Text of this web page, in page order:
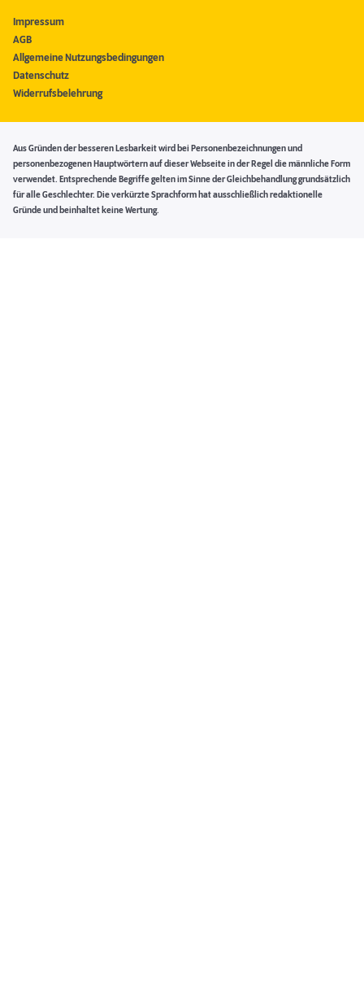
Impressum
AGB
Allgemeine Nutzungsbedingungen
Datenschutz
Widerrufsbelehrung
Aus Gründen der besseren Lesbarkeit wird bei Personenbezeichnungen und
personenbezogenen Hauptwörtern auf dieser Webseite in der Regel die männliche Form
verwendet. Entsprechende Begriffe gelten im Sinne der Gleichbehandlung grundsätzlich
für alle Geschlechter. Die verkürzte Sprachform hat ausschließlich redaktionelle
Gründe und beinhaltet keine Wertung.